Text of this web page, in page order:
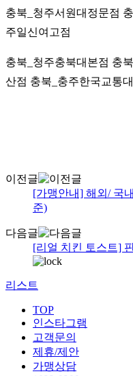
충북_청주서원대정문점
주일신여고점
충북_청주충북대본점 충
산점 충북_충주한국교통
이전글
[가맹안내] 해외/ 국
준)
다음글
[리얼 치킨 토스트]
리스트
TOP
인스타그램
고객문의
제휴/제안
가맹상담